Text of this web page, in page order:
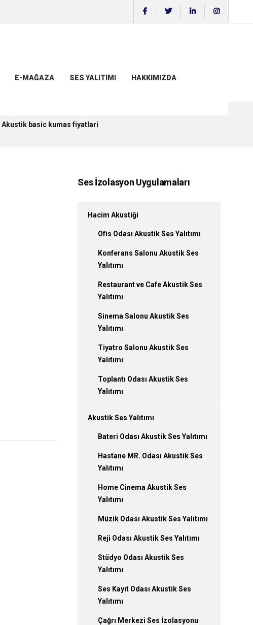
E-MAĞAZA SES YALITIMI
HAKKIMIZDA
Akustik basic kumas fiyatlari
Ses İzolasyon Uygulamaları
Hacim Akustiği
Ofis Odası Akustik Ses Yalıtımı
Konferans Salonu Akustik Ses
Yalıtımı
Restaurant ve Cafe Akustik Ses
Yalıtımı
Sinema Salonu Akustik Ses
Yalıtımı
Tiyatro Salonu Akustik Ses
Yalıtımı
Toplantı Odası Akustik Ses
Yalıtımı
Akustik Ses Yalıtımı
Bateri Odası Akustik Ses Yalıtımı
Hastane MR. Odası Akustik Ses
Yalıtımı
Home Cinema Akustik Ses
Yalıtımı
Müzik Odası Akustik Ses Yalıtımı
Reji Odası Akustik Ses Yalıtımı
Stüdyo Odası Akustik Ses
Yalıtımı
Ses Kayıt Odası Akustik Ses
Yalıtımı
Çağrı Merkezi Ses İzolasyonu